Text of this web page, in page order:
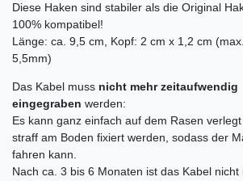
Diese Haken sind stabiler als die Original
100% kompatibel!
Länge: ca. 9,5 cm, Kopf: 2 cm x 1,2 cm
5,5mm)
Das Kabel muss nicht mehr zeitaufwendig
eingegraben werden:
Es kann ganz einfach auf dem Rasen
straff am Boden fixiert werden, sodass der
fahren kann.
Nach ca. 3 bis 6 Monaten ist das Kabel